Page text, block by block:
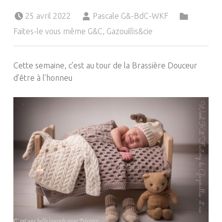
25 avril 2022
Pascale G&-BdC-WKF
Faites-le vous même G&C, Gazouillis&cie
Cette semaine, c’est au tour de la Brassière Douceur
d’être à l’honneu